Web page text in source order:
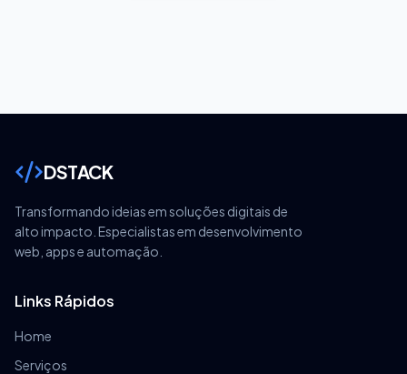
DSTACK
Transformando ideias em soluções digitais de
alto impacto. Especialistas em desenvolvimento
web, apps e automação.
Links Rápidos
Home
Serviços